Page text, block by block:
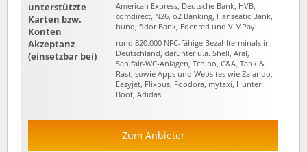
unterstützte
Karten bzw.
Konten
American Express, Deutsche Bank, HVB,
comdirect, N26, o2 Banking, Hanseatic Bank,
bunq, fidor Bank, Edenred und VIMPay
Akzeptanz
(einsetzbar bei)
rund 820.000 NFC-fähige Bezahlterminals in
Deutschland, darunter u.a. Shell, Aral,
Sanifair-WC-Anlagen, Tchibo, C&A, Tank &
Rast, sowie Apps und Websites wie Zalando,
Easyjet, Flixbus, Foodora, mytaxi, Hunter
Boot, Adidas
Zum Anbieter